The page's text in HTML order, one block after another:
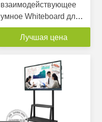
взаимодействующее
умное Whiteboard для
конференц-зала
Лучшая цена